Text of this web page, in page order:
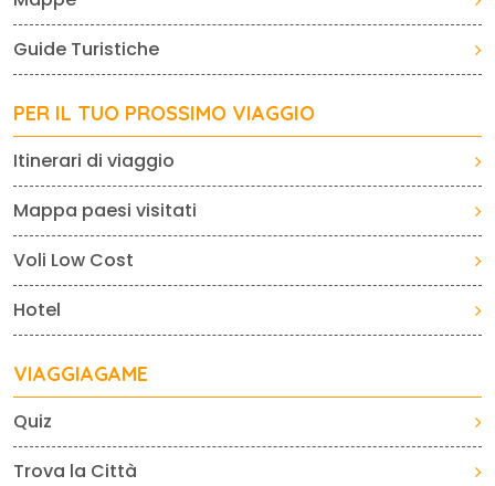
Guide Turistiche
PER IL TUO PROSSIMO VIAGGIO
Itinerari di viaggio
Mappa paesi visitati
Voli Low Cost
Hotel
VIAGGIAGAME
Quiz
Trova la Città